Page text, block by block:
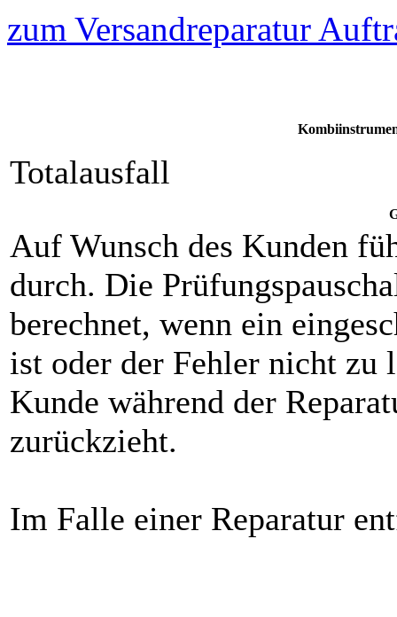
zum Versandreparatur
Totalausfall
Auf Wunsch des Kunden
durch. Die
berechnet, wenn ein
ist oder der Fehler nicht zu
Kunde während der
zurückzieht.
Im Falle einer Reparatur